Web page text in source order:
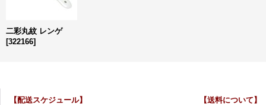
二彩丸紋 レンゲ
[322166]
【配送スケジュール】
【送料について】